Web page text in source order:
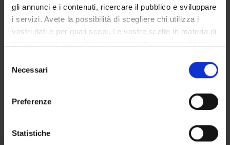
gli annunci e i contenuti, ricercare il pubblico e sviluppare
i servizi. Avete la possibilità di scegliere chi utilizza i
vostri dati e per quali scopi. Le vostre scelte in materia di
modificare o revocare il proprio consenso in qualsiasi
momento dalla Dichiarazione sui cookie o facendo clic
raccogliere informazioni sulla tua posizione
delNecessari
Preferenze
Statistiche
SPIN OFF AND COMPANIES
Contacts
People